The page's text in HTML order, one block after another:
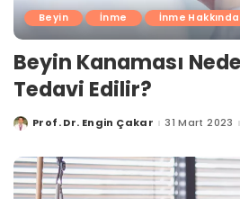
Beyin İnme İnme
Beyin Kanaması
Tedavi Edilir?
PostedProf. Dr. Engin Çakar 31 Mart 2023